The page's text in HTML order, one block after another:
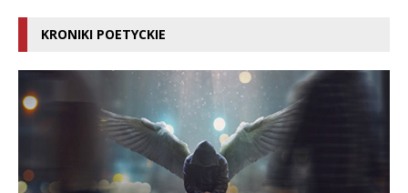
KRONIKI POETYCKIE